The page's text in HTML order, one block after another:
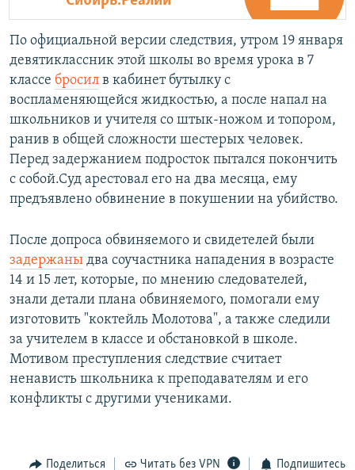
По официальной версии следствия, утром 19 января
девятиклассник этой школы во время урока в 7
классе бросил в кабинет бутылку с
воспламеняющейся жидкостью, а после напал на
школьников и учителя со штык-ножом и топором,
ранив в общей сложности шестерых человек.
Перед задержанием подросток пытался покончить
с собой.Суд арестовал его на два месяца, ему
предъявлено обвинение в покушении на убийство.
После допроса обвиняемого и свидетелей были
задержаны два соучастника нападения в возрасте
14 и 15 лет, которые, по мнению следователей,
знали детали плана обвиняемого, помогали ему
изготовить "коктейль Молотова", а также следили
за учителем в классе и обстановкой в школе.
Мотивом преступления следствие считает
ненависть школьника к преподавателям и его
конфликты с другими учениками.
Поделиться Читать без VPN Подпишитесь